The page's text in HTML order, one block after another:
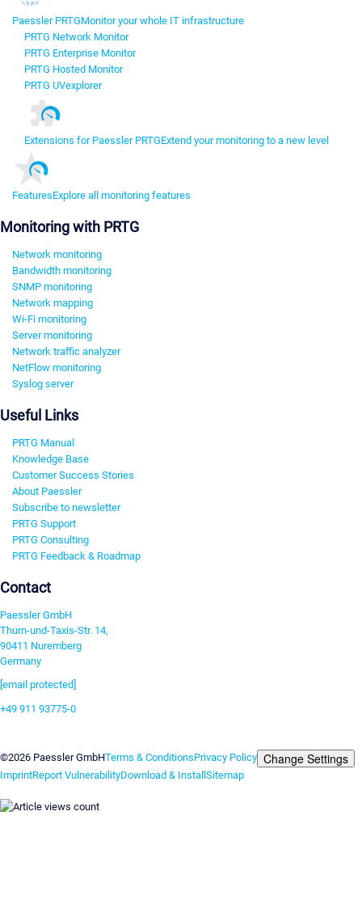
Paessler PRTGMonitor your whole IT infrastructure
PRTG Network Monitor
PRTG Enterprise Monitor
PRTG Hosted Monitor
PRTG UVexplorer
Extensions for Paessler PRTGExtend your monitoring to a new level
FeaturesExplore all monitoring features
Monitoring with PRTG
Network monitoring
Bandwidth monitoring
SNMP monitoring
Network mapping
Wi-Fi monitoring
Server monitoring
Network traffic analyzer
NetFlow monitoring
Syslog server
Useful Links
PRTG Manual
Knowledge Base
Customer Success Stories
About Paessler
Subscribe to newsletter
PRTG Support
PRTG Consulting
PRTG Feedback & Roadmap
Contact
Paessler GmbH
Thurn-und-Taxis-Str. 14,
90411 Nuremberg
Germany
[email protected]
+49 911 93775-0
©2026 Paessler GmbHTerms & ConditionsPrivacy Policy Change Settings
ImprintReport VulnerabilityDownload & InstallSitemap